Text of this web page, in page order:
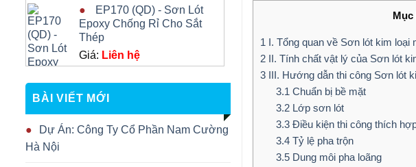
EP170 (QD) - Sơn Lót
Epoxy Chống Rỉ Cho Sắt
Thép
Giá: Liên hệ
BÀI VIẾT MỚI
Dự Án: Công Ty Cổ Phần Nam Cường
Hà Nội
Mục
1 I. Tổng quan về Sơn lót kim loại
2 II. Tính chất vật lý của Sơn lót
3 III. Hướng dẫn thi công Sơn lót
3.1 Chuẩn bị bề mặt
3.2Lớp sơn lót
3.3Điều kiện thi công thích
3.4Tỷ lệ pha trộn
3.5Dung môi pha loãng